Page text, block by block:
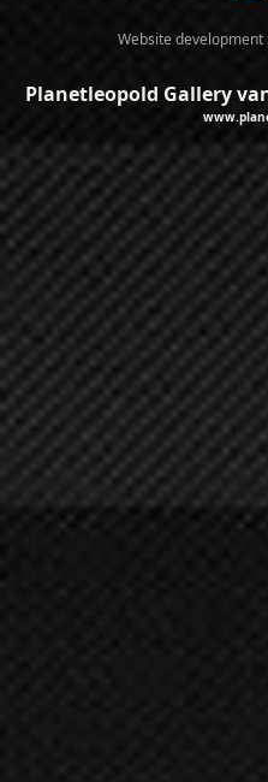
Website development
Planetleopold Gallery